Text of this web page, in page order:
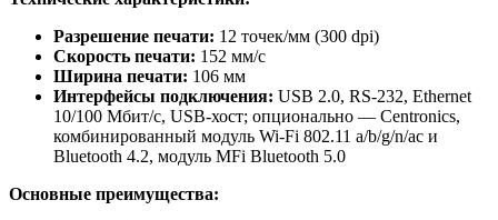
Разрешение печати: 12 точек/мм (300 dpi)
Скорость печати: 152 мм/с
Ширина печати: 106 мм
Интерфейсы подключения: USB 2.0, RS-232, Ethernet
10/100 Мбит/с, USB-хост; опционально — Centronics,
комбинированный модуль Wi-Fi 802.11 a/b/g/n/ac и
Bluetooth 4.2, модуль MFi Bluetooth 5.0
Основные преимущества: